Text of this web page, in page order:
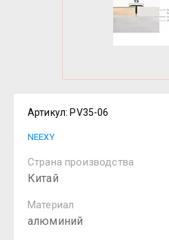
Артикул: PV35-06
NEEXY
Страна производства
Китай
Материал
алюминий